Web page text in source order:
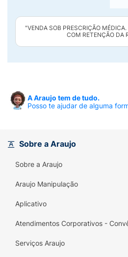
"VENDA SOB PRESCRIÇÃO
COM RETENÇÃO DA
A Araujo tem de tudo.
Posso te ajudar de alguma
Sobre a Araujo
Sobre a Araujo
Araujo Manipulação
Aplicativo
Atendimentos Corporativos -
Serviços Araujo